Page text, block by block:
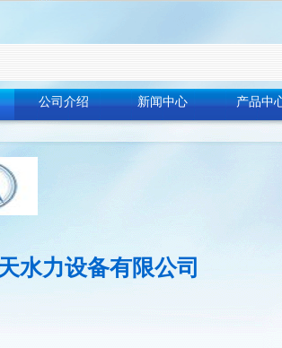
公司介绍 新闻中心 产品中
水力设备有限公司